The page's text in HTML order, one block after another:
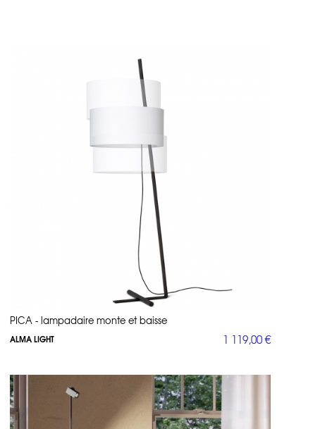
décoration pour son côté chaleureux et authentique.
4210 de chez SECTO DESIGN apportent une touche nordique à
qualifiés, ils disposent d’abat-jour dont les lattes sont reliés par
en aéronautique pour sa grande résistance à la chaleur. Une
à votre pièce. Ces modèles montés sur pied en bouleau ou
et apportent un style sobre et chaleureux à votre maison.
Cheha dispose d’un large pied en contreplaqué de hêtre avec
l’œil bluffant. Cette lampe discrète se révèle étonnante
hauteur minimale de 2,80 m pouvant atteindre 4,20 m et coiffé
GREAT JJ TR s’impose comme une pièce maîtresse dans votre
vous permet de varier les positions à votre convenance, en le
d’un lit.
un style minimaliste avec son abat-jour de forme conique,
pour mieux réfléchir la lumière. Sobre et élégant, ce modèle
chambre.
IGRAM est fait pour vous ! Un lampadaire qui est également
céramique, verre ou hpl.
FAZ, LAMPARA et VASE de chez VONDOM sont de petits
. Ce lampadaire donne un accent d’authenticité à votre
PICA - lampadaire monte et baisse
ALMA LIGHT 1 119,00 €